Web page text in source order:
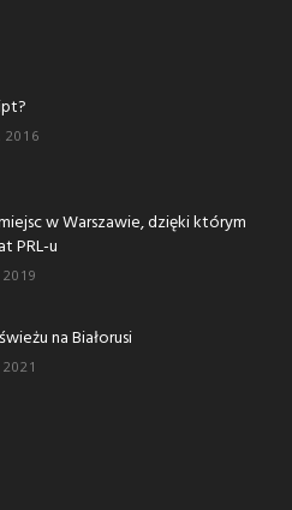
2016
w Warszawie, dzięki którym
PRL-u
na Białorusi